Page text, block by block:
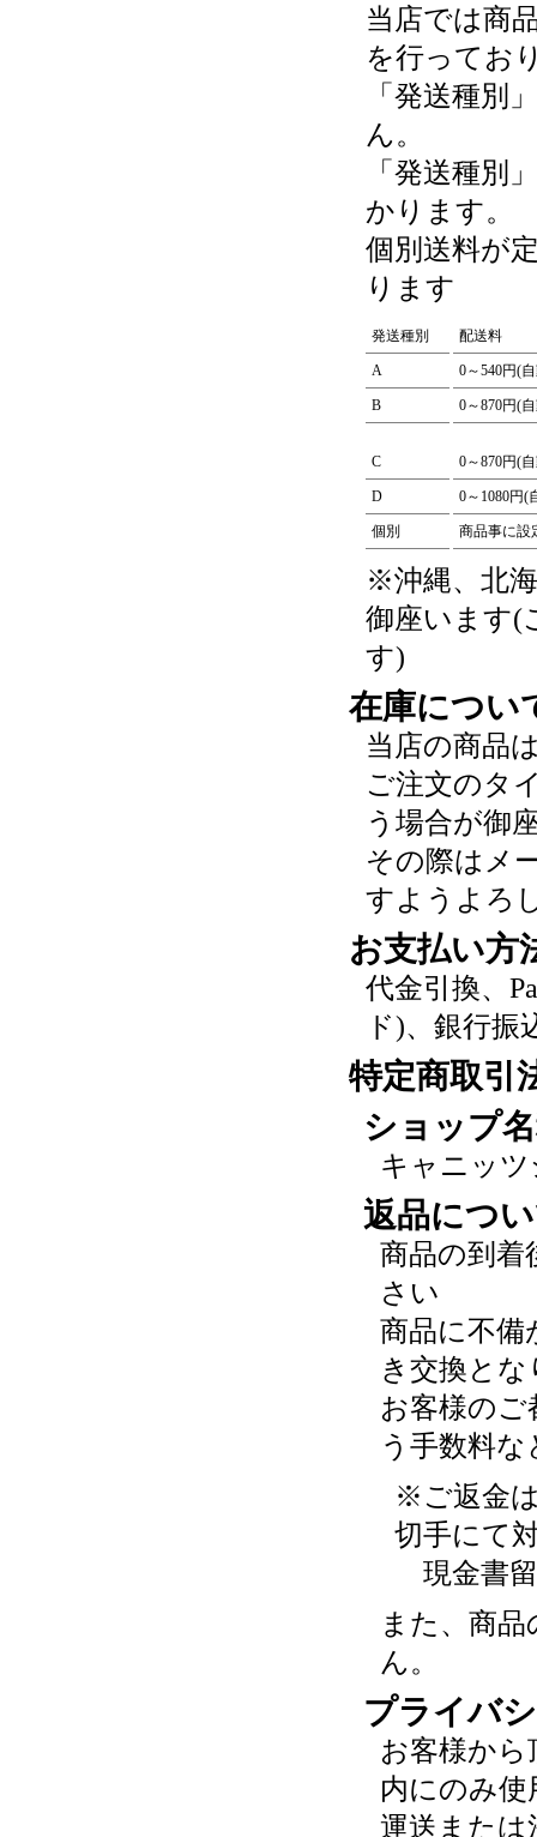
当店では商
を行ってお
「発送種別
ん。
「発送種別
かります。
個別送料が
ります
発送種別 配送料
A 0～540円(
B 0～870円(
C 0～870円(
D 0～1080円(
個別 商品事に設
※沖縄、北
御座います(
す)
在庫につい
当店の商品
ご注文のタ
う場合が御
その際はメ
すようよろ
お支払い方
代金引換、
ド)、銀行振
特定商取引
ショップ
キャニッ
返品につ
商品の到着
さい
商品に不備
き交換と
お客様のご
う手数料
※ご返金
切手にて
現金書
また、商
ん。
プライバ
お客様か
内にのみ
運送または